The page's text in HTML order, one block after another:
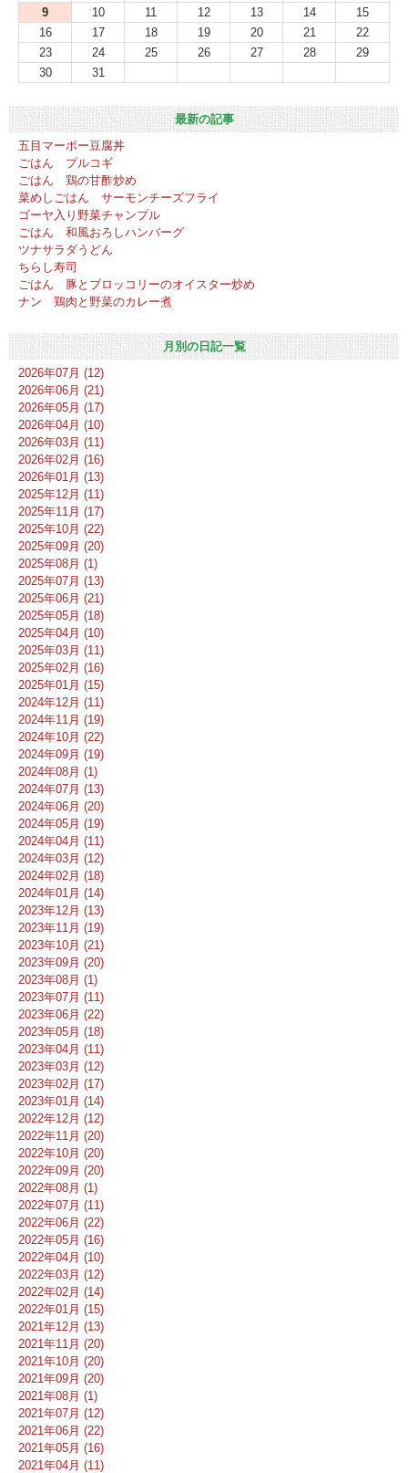
9
10 11 12 13 14
15
16
17 18 19 20 21
22
23
24 25 26 27 28
29
30
31
最新の記事
五目マーボー豆腐丼
ごはん プルコギ
ごはん 鶏の甘酢炒め
菜めしごはん サーモンチーズフライ
ゴーヤ入り野菜チャンプル
ごはん 和風おろしハンバーグ
ツナサラダうどん
ちらし寿司
ごはん 豚とブロッコリーのオイスター炒め
ナン 鶏肉と野菜のカレー煮
月別の日記一覧
2026年07月 (12)
2026年06月 (21)
2026年05月 (17)
2026年04月 (10)
2026年03月 (11)
2026年02月 (16)
2026年01月 (13)
2025年12月 (11)
2025年11月 (17)
2025年10月 (22)
2025年09月 (20)
2025年08月 (1)
2025年07月 (13)
2025年06月 (21)
2025年05月 (18)
2025年04月 (10)
2025年03月 (11)
2025年02月 (16)
2025年01月 (15)
2024年12月 (11)
2024年11月 (19)
2024年10月 (22)
2024年09月 (19)
2024年08月 (1)
2024年07月 (13)
2024年06月 (20)
2024年05月 (19)
2024年04月 (11)
2024年03月 (12)
2024年02月 (18)
2024年01月 (14)
2023年12月 (13)
2023年11月 (19)
2023年10月 (21)
2023年09月 (20)
2023年08月 (1)
2023年07月 (11)
2023年06月 (22)
2023年05月 (18)
2023年04月 (11)
2023年03月 (12)
2023年02月 (17)
2023年01月 (14)
2022年12月 (12)
2022年11月 (20)
2022年10月 (20)
2022年09月 (20)
2022年08月 (1)
2022年07月 (11)
2022年06月 (22)
2022年05月 (16)
2022年04月 (10)
2022年03月 (12)
2022年02月 (14)
2022年01月 (15)
2021年12月 (13)
2021年11月 (20)
2021年10月 (20)
2021年09月 (20)
2021年08月 (1)
2021年07月 (12)
2021年06月 (22)
2021年05月 (16)
2021年04月 (11)